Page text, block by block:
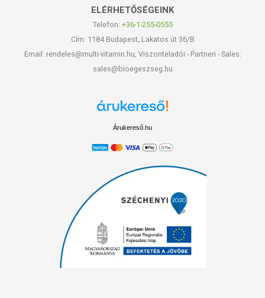
ELÉRHETŐSÉGEINK
Telefon: +36-1-255-0555
Cím: 1184 Budapest, Lakatos út 36/B
Email: rendeles@multi-vitamin.hu, Viszonteladói - Partneri - Sales:
sales@bioegeszseg.hu
Árukereső.hu